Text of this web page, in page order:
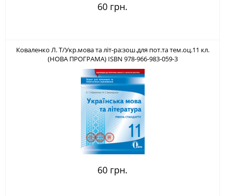
60 грн.
Коваленко Л. Т/Укр.мова та літ-ра:зош.для пот.та тем.оц.11 кл.
(НОВА ПРОГРАМА) ISBN 978-966-983-059-3
60 грн.